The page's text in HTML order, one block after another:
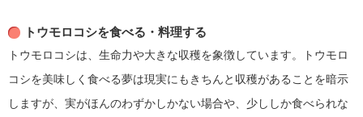
トウモロコシを食べる・料理する
トウモロコシは、生命力や大きな収穫を象徴しています。トウモロ
コシを美味しく食べる夢は現実にもきちんと収穫があることを暗示
しますが、実がほんのわずかしかない場合や、少ししか食べられな